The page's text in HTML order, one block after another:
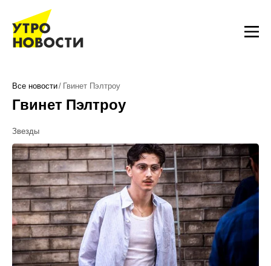
Все новости Гвинет Пэлтроу
Гвинет Пэлтроу
Звезды